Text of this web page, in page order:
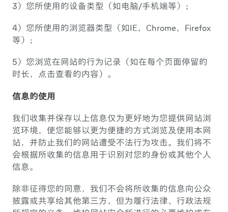
3）您所使用的设备类型（如电脑/手机端等）；
4）您所使用的浏览器类型（如IE，Chrome，Firefox
等）；
5）您浏览在网站的行为记录（如在每个页面停留的
时长，点击查看的内容）。
信息的使用
我们收集并保存以上信息仅为更好地为您提供网站浏
览环境，使您能够以更为便捷的方式浏览及使用本网
站，并防止我们的网站遭受不法行为攻击。我们将不
会根据所收集的信息用于识别对您的身份或其他个人
信息。
除非征得您的同意，我们不会将所收集的信息向公众
披露或共享给其他第三方，但为履行法律、行政法规